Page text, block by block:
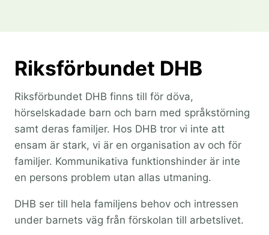
Riksförbundet DHB
Riksförbundet DHB finns till för döva,
hörselskadade barn och barn med språkstörning
samt deras familjer. Hos DHB tror vi inte att
ensam är stark, vi är en organisation av och för
familjer. Kommunikativa funktionshinder är inte
en persons problem utan allas utmaning.
DHB ser till hela familjens behov och intressen
under barnets väg från förskolan till arbetslivet.